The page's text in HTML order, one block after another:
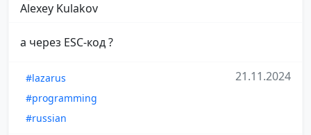
Alexey Kulakov
а через ESC-код ?
#lazarus
#programming
#russian
21.11.2024